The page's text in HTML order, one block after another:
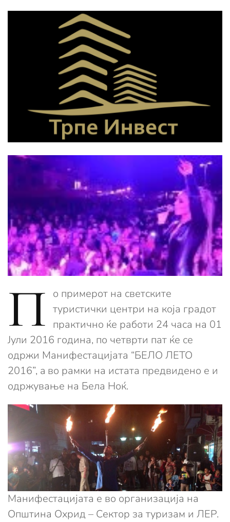
П о примерот на светските
туристички центри на која градот
практично ќе работи 24 часа на 01
Јули 2016 година, по четврти пат ќе се
одржи Манифестацијата “БЕЛО ЛЕТО
2016”, a во рамки на истата предвидено е и
одржување на Бела Ноќ.
Манифестацијата е во организација на
Општина Охрид – Сектор за туризам и ЛЕР.